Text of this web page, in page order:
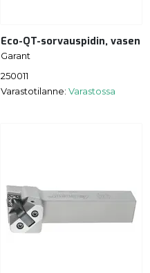
Eco-QT-sorvauspidin, vasen
Garant
250011
Varastotilanne: Varastossa